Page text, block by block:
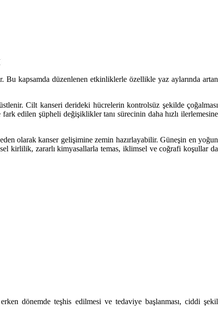
Bu kapsamda düzenlenen etkinliklerle özellikle yaz aylarında artan
Cilt kanseri derideki hücrelerin kontrolsüz şekilde çoğalması
edilen şüpheli değişiklikler tanı sürecinin daha hızlı ilerlemesine
olarak kanser gelişimine zemin hazırlayabilir. Güneşin en yoğun
kirlilik, zararlı kimyasallarla temas, iklimsel ve coğrafi koşullar da
dönemde teşhis edilmesi ve tedaviye başlanması, ciddi şekil